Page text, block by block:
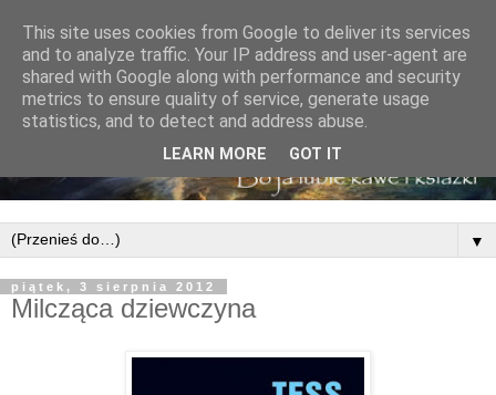
▼
piątek, 3 sierpnia 2012
Milcząca dziewczyna
This site uses cookies from Google to deliver its services
and to analyze traffic. Your IP address and user-agent are
shared with Google along with performance and security
metrics to ensure quality of service, generate usage
statistics, and to detect and address abuse.
LEARN MORE GOT IT